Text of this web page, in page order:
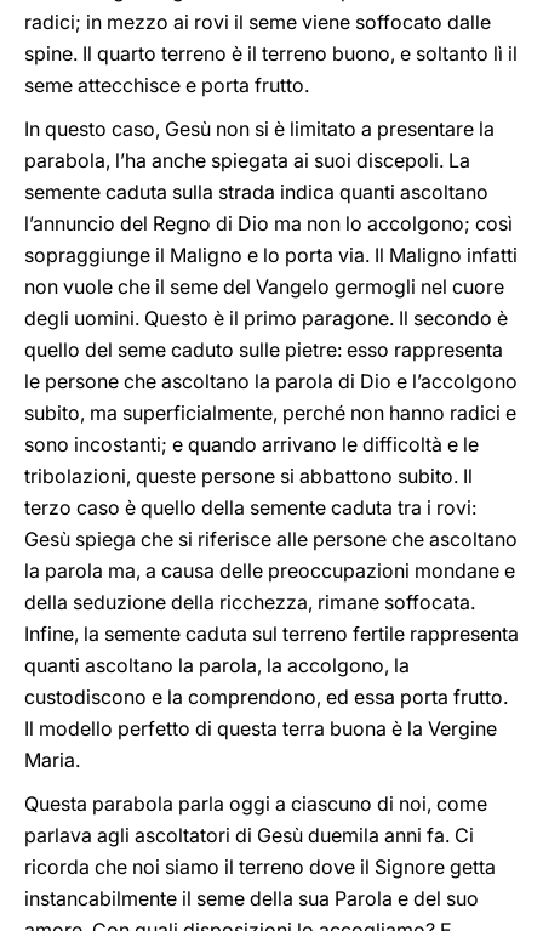
radici; in mezzo ai rovi il seme viene soffocato dalle
spine. Il quarto terreno è il terreno buono, e soltanto lì il
seme attecchisce e porta frutto.
In questo caso, Gesù non si è limitato a presentare la
parabola, l’ha anche spiegata ai suoi discepoli. La
semente caduta sulla strada indica quanti ascoltano
l’annuncio del Regno di Dio ma non lo accolgono; così
sopraggiunge il Maligno e lo porta via. Il Maligno infatti
non vuole che il seme del Vangelo germogli nel cuore
degli uomini. Questo è il primo paragone. Il secondo è
quello del seme caduto sulle pietre: esso rappresenta
le persone che ascoltano la parola di Dio e l’accolgono
subito, ma superficialmente, perché non hanno radici e
sono incostanti; e quando arrivano le difficoltà e le
tribolazioni, queste persone si abbattono subito. Il
terzo caso è quello della semente caduta tra i rovi:
Gesù spiega che si riferisce alle persone che ascoltano
la parola ma, a causa delle preoccupazioni mondane e
della seduzione della ricchezza, rimane soffocata.
Infine, la semente caduta sul terreno fertile rappresenta
quanti ascoltano la parola, la accolgono, la
custodiscono e la comprendono, ed essa porta frutto.
Il modello perfetto di questa terra buona è la Vergine
Maria.
Questa parabola parla oggi a ciascuno di noi, come
parlava agli ascoltatori di Gesù duemila anni fa. Ci
ricorda che noi siamo il terreno dove il Signore getta
instancabilmente il seme della sua Parola e del suo